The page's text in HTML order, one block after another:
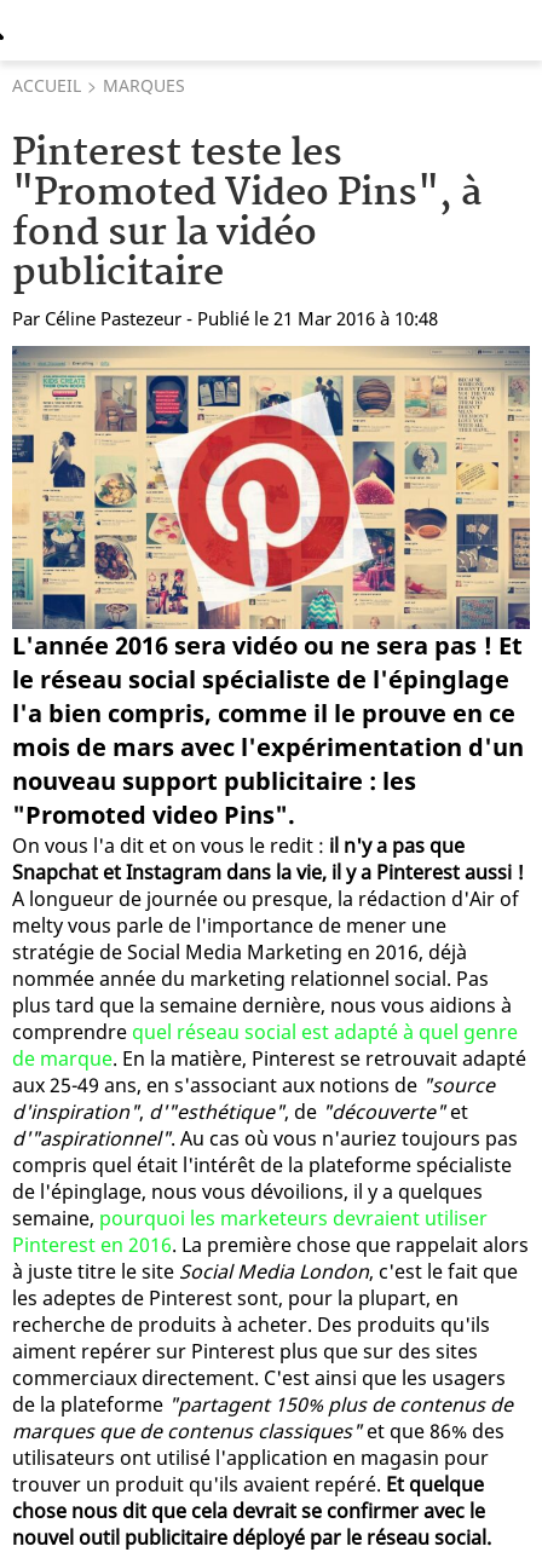
ACCUEIL MARQUES
Pinterest teste les
"Promoted Video Pins", à
fond sur la vidéo
publicitaire
Par Céline Pastezeur - Publié le 21 Mar 2016 à 10:48
L'année 2016 sera vidéo ou ne sera pas ! Et
le réseau social spécialiste de l'épinglage
l'a bien compris, comme il le prouve en ce
mois de mars avec l'expérimentation d'un
nouveau support publicitaire : les
"Promoted video Pins".
On vous l'a dit et on vous le redit : il n'y a pas que
Snapchat et Instagram dans la vie, il y a Pinterest aussi !
A longueur de journée ou presque, la rédaction d'Air of
melty vous parle de l'importance de mener une
stratégie de Social Media Marketing en 2016, déjà
nommée année du marketing relationnel social. Pas
plus tard que la semaine dernière, nous vous aidions à
comprendre quel réseau social est adapté à quel genre
de marque. En la matière, Pinterest se retrouvait adapté
aux 25-49 ans, en s'associant aux notions de "source
d'inspiration", d'"esthétique", de "découverte"et
d'"aspirationnel". Au cas où vous n'auriez toujours pas
compris quel était l'intérêt de la plateforme spécialiste
de l'épinglage, nous vous dévoilions, il y a quelques
semaine, pourquoi les marketeurs devraient utiliser
Pinterest en 2016. La première chose que rappelait alors
à juste titre le site Social Media London, c'est le fait que
les adeptes de Pinterest sont, pour la plupart, en
recherche de produits à acheter. Des produits qu'ils
aiment repérer sur Pinterest plus que sur des sites
commerciaux directement. C'est ainsi que les usagers
de la plateforme "partagent 150% plus de contenus de
marques que de contenus classiques"et que 86% des
utilisateurs ont utilisé l'application en magasin pour
trouver un produit qu'ils avaient repéré. Et quelque
chose nous dit que cela devrait se confirmer avec le
nouvel outil publicitaire déployé par le réseau social.